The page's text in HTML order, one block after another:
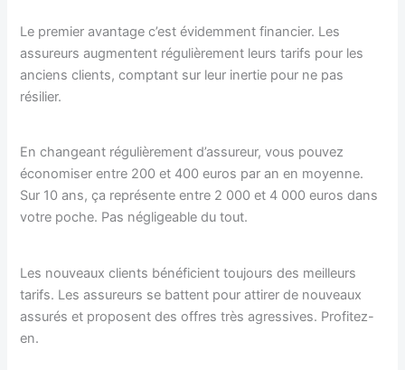
Le premier avantage c’est évidemment financier. Les
assureurs augmentent régulièrement leurs tarifs pour les
anciens clients, comptant sur leur inertie pour ne pas
résilier.
En changeant régulièrement d’assureur, vous pouvez
économiser entre 200 et 400 euros par an en moyenne.
Sur 10 ans, ça représente entre 2 000 et 4 000 euros dans
votre poche. Pas négligeable du tout.
Les nouveaux clients bénéficient toujours des meilleurs
tarifs. Les assureurs se battent pour attirer de nouveaux
assurés et proposent des offres très agressives. Profitez-
en.